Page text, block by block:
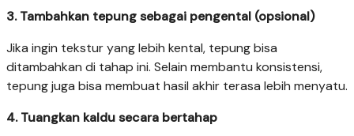
3. Tambahkan tepung sebagai pengental (opsional)
Jika ingin tekstur yang lebih kental, tepung bisa
ditambahkan di tahap ini. Selain membantu konsistensi,
tepung juga bisa membuat hasil akhir terasa lebih menyatu.
4. Tuangkan kaldu secara bertahap